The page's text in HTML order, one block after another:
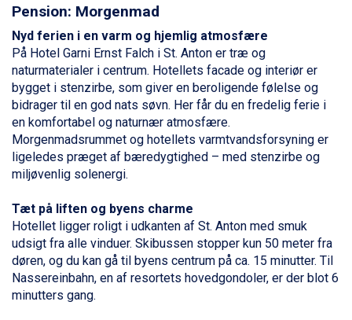
Fieberbrunn fra DKK 6.145
Ischgl fra DKK 7.095
St. Anton fra DKK 7.245
Zell am See fra DKK 4.095
Livigno fra DKK 4.145
Canazei fra DKK 4.745
Ponte di Legno fra DKK 4.745
Sauze dOulx fra DKK 4.045
Alleghe fra DKK 5.595
Bad Gastein fra DKK 4.195
Arabba fra DKK 7.045
La Thuile fra DKK 4.595
Val Thorens fra DKK 5.395
Cervinia fra DKK 5.295
Sölden fra DKK 8.445
Bad Hofgastein fra DKK 5.495
Passo Tonale fra DKK 3.795
Pension: Morgenmad
Nyd ferien i en varm og hjemlig atmosfære
På Hotel Garni Ernst Falch i St. Anton er træ og
naturmaterialer i centrum. Hotellets facade og interiør er
bygget i stenzirbe, som giver en beroligende følelse og
bidrager til en god nats søvn. Her får du en fredelig ferie i
en komfortabel og naturnær atmosfære.
Morgenmadsrummet og hotellets varmtvandsforsyning er
ligeledes præget af bæredygtighed – med stenzirbe og
miljøvenlig solenergi.
Tæt på liften og byens charme
Hotellet ligger roligt i udkanten af St. Anton med smuk
udsigt fra alle vinduer. Skibussen stopper kun 50 meter fra
døren, og du kan gå til byens centrum på ca. 15 minutter. Til
Nassereinbahn, en af resortets hovedgondoler, er der blot 6
minutters gang.